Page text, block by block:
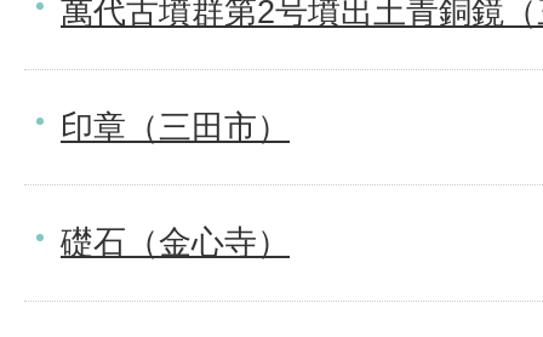
萬代古墳群第2号墳出土青銅鏡
印章（三田市）
礎石（金心寺）